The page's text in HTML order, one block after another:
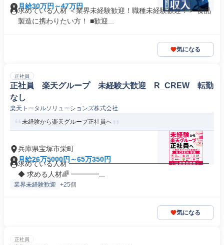
月給30万円～47万円
求めている人材 ＜業界未経験歓迎！職種未経験歓迎！＞ 食品
製造に携わりたい方！ ■歓迎...
気になる
正社員
正社員 楽天グループ 未経験大歓迎 R_CREW 転勤
なし
楽天トータルソリューションズ株式会社
未経験から楽天グループ正社員へ
兵庫県宝塚市栄町
月給26万5000円～65万350円
求めている人材 ━━━━━━━━━━━━━━━━━━━━
◆ 求める人材🌈 ━━━━...
業界未経験歓迎 +25個
気になる
正社員